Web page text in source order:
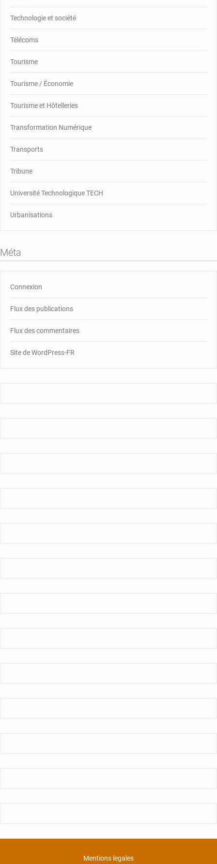
Technologie et société
Télécoms
Tourisme
Tourisme / Économie
Tourisme et Hôtelleries
Transformation Numérique
Transports
Tribune
Université Technologique TECH
Urbanisations
Méta
Connexion
Flux des publications
Flux des commentaires
Site de WordPress-FR
Mentions legales